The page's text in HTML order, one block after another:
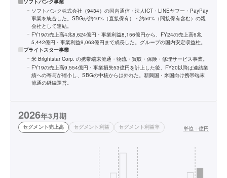
ソフトバンク事業
ソフトバンク株式会社（9434）の国内通信・法人ICT・LINEヤフー・PayPay
事業を統合した。SBGが約40%（直接保有）・約50%（間接保有含む）の親
会社として連結。
FY19の売上高4兆8,624億円・事業利益8,156億円から、FY24の売上高6兆
5,442億円・事業利益9,063億円まで成長した。グループの国内安定収益柱。
ブライトスター事業
米 Brightstar Corp. の携帯端末流通・物流・買取・保険・修理サービス事業。
FY19の売上高9,554億円・事業損失53億円を計上した後、FY20以降は連結業
績への寄与が縮小し、SBGの中核からは外れた。新興国・米国向け携帯端末
流通の継続運営。
2026年3月期
セグメント売上高 セグメント利益 セグメント利益率 単位： 億円